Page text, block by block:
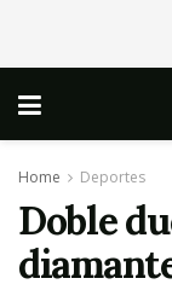
Home Deportes
Doble